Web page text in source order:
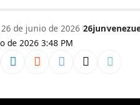
de 2026 3:48 PM
de junio de 2026 26jun